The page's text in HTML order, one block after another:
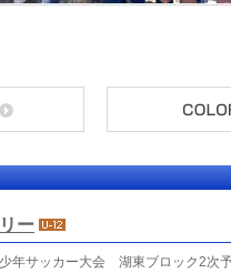
ー
年サッカー大会 湖東ブロック2次